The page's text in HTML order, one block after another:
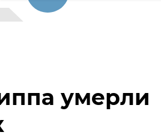
умерли